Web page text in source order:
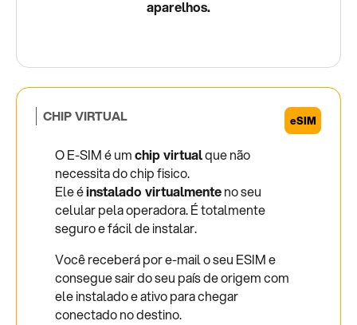
aparelhos.
CHIP VIRTUAL
O E-SIM é umchip virtualque não
necessita do chip fisico.
Ele éinstalado virtualmenteno seu
celular pela operadora. É totalmente
seguro e fácil de instalar.
Você receberá por e-mail o seu ESIM e
consegue sair do seu país de origem com
ele instalado e ativo para chegar
conectado no destino.